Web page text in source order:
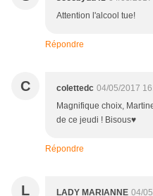
Attention l'alcool tue!
Répondre
C colettedc 04/05/2017
Magnifique choix,
de ce jeudi ! Bisous♥
Répondre
L LADY MARIANNE 04/